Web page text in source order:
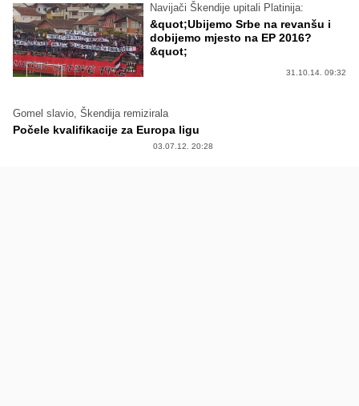
Navijači Škendije upitali Platinija:
&quot;Ubijemo Srbe na revanšu i
dobijemo mjesto na EP 2016?
&quot;
31.10.14. 09:32
Gomel slavio, Škendija remizirala
Počele kvalifikacije za Europa ligu
03.07.12. 20:28